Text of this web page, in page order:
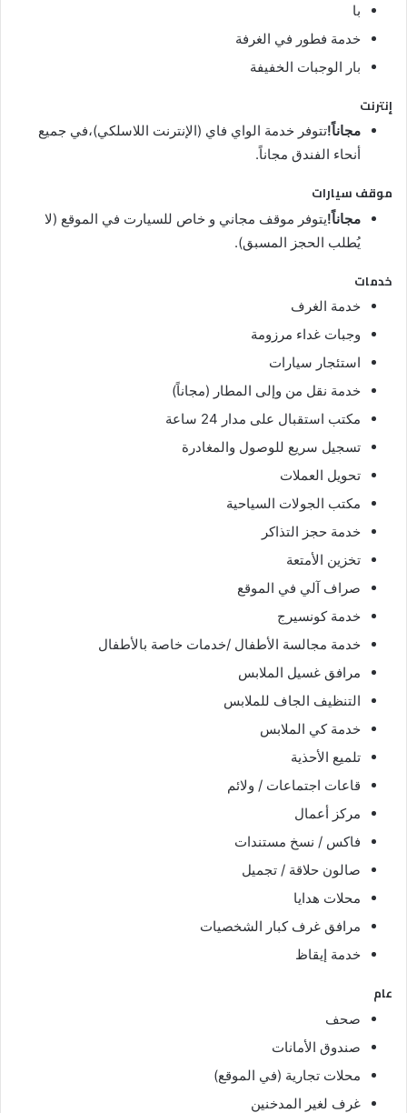
با
خدمة فطور في الغرفة
بار الوجبات الخفيفة
إنترنت
مجاناً!تتوفر خدمة الواي فاي (الإنترنت اللاسلكي)،في جميع
أنحاء الفندق مجاناً.
موقف سيارات
مجاناً!يتوفر موقف مجاني و خاص للسيارت في الموقع (لا
يُطلب الحجز المسبق).
خدمات
خدمة الغرف
وجبات غداء مرزومة
استئجار سيارات
خدمة نقل من وإلى المطار (مجاناً)
مكتب استقبال على مدار 24 ساعة
تسجيل سريع للوصول والمغادرة
تحويل العملات
مكتب الجولات السياحية
خدمة حجز التذاكر
تخزين الأمتعة
صراف آلي في الموقع
خدمة كونسيرج
خدمة مجالسة الأطفال /خدمات خاصة بالأطفال
مرافق غسيل الملابس
التنظيف الجاف للملابس
خدمة كي الملابس
تلميع الأحذية
قاعات اجتماعات / ولائم
مركز أعمال
فاكس / نسخ مستندات
صالون حلاقة / تجميل
محلات هدايا
مرافق غرف كبار الشخصيات
خدمة إيقاظ
عام
صحف
صندوق الأمانات
محلات تجارية (في الموقع)
غرف لغير المدخنين